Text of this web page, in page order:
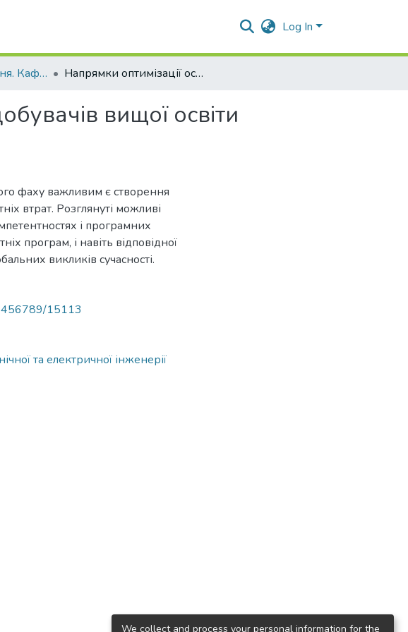
Log In
Друковані видання. Кафедра механічної та електричної інженерії Напрямки оптимізації освітніх втрат для здобувачів вищої освіти інженерних спеціальностей
вищої освіти
фаху важливим є створення
втрат. Розглянуті можливі
і програмних
програм, і навіть відповідної
викликів сучасності.
15113
та електричної інженерії
We collect and process your personal information for the